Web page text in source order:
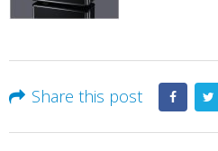
Share this post